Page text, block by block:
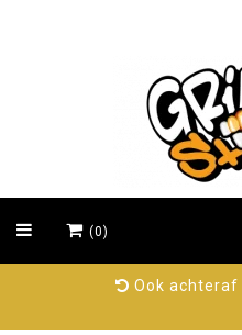
(0)
Ook achteraf